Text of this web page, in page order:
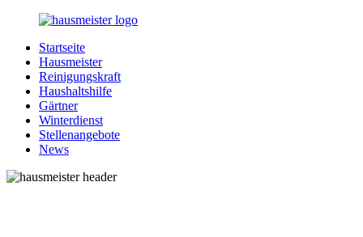
Zurück
Inhalt
Hausmeister.de
Alles
rund
Ihren
Haushalt
Startseite
Hausmeister
Reinigungskraft
Haushaltshilfe
Gärtner
Winterdienst
Stellenangebote
News